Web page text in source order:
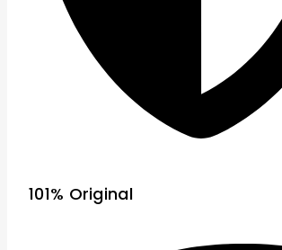
101% Original